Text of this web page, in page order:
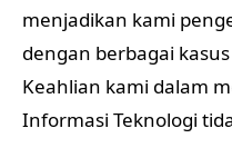
menjadikan kami
dengan berbagai
Keahlian kami dalam
Informasi Teknologi